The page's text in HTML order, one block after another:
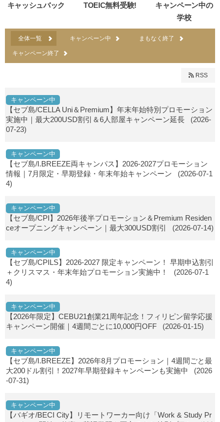
キャッシュバック TOEIC無料受験!
キャンペーン中の
学校
全体一覧 キャンペーン中 まもなく終了
キャンペーン終了
RSS
キャンペーン中
【セブ島/CELLA Uni＆Premium】年末年始特別プロモーション
実施中｜最大200USD割引＆6人部屋キャンペーン延長 (2026-
07-23)
キャンペーン中
【セブ島/I.BREEZE両キャンパス】2026-2027プロモーション
情報｜7月限定・早期登録・年末年始キャンペーン (2026-07-1
4)
キャンペーン中
【セブ島/CPI】2026年後半プロモーション＆Premium Residen
ceオープニングキャンペーン｜最大300USD割引
(2026-07-14)
キャンペーン中
【セブ島/CPILS】2026-2027 限定キャンペーン！ 早期申込割引
＋クリスマス・年末年始プロモーション実施中！
(2026-07-1
4)
キャンペーン中
【2026年限定】CEBU21創業21周年記念！フィリピン留学応援
キャンペーン開催｜4週間ごとに10,000円OFF (2026-01-15)
キャンペーン中
【セブ島/I.BREEZE】2026年8月プロモーション｜4週間ごと最
大200ドル割引！2027年早期登録キャンペーンも実施中
(2026
-07-31)
キャンペーン中
【バギオ/BECI City】リモートワーカー向け「Work & Study Pr